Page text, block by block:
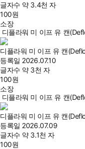
글자수 약 3.4천 자
100원
소장
디플라워 미 이프 유 캔
디플라워 미 이프 유 캔
등록일 2026.07.10
글자수 약 3천 자
100원
소장
디플라워 미 이프 유 캔
디플라워 미 이프 유 캔
등록일 2026.07.09
글자수 약 3.1천 자
100원